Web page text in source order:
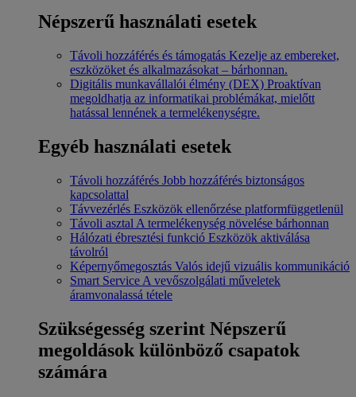
Népszerű használati esetek
Távoli hozzáférés és támogatás Kezelje az embereket,
eszközöket és alkalmazásokat – bárhonnan.
Digitális munkavállalói élmény (DEX) Proaktívan
megoldhatja az informatikai problémákat, mielőtt
hatással lennének a termelékenységre.
Egyéb használati esetek
Távoli hozzáférés Jobb hozzáférés biztonságos
kapcsolattal
Távvezérlés Eszközök ellenőrzése platformfüggetlenül
Távoli asztal A termelékenység növelése bárhonnan
Hálózati ébresztési funkció Eszközök aktiválása
távolról
Képernyőmegosztás Valós idejű vizuális kommunikáció
Smart Service A vevőszolgálati műveletek
áramvonalassá tétele
Szükségesség szerint Népszerű
megoldások különböző csapatok
számára